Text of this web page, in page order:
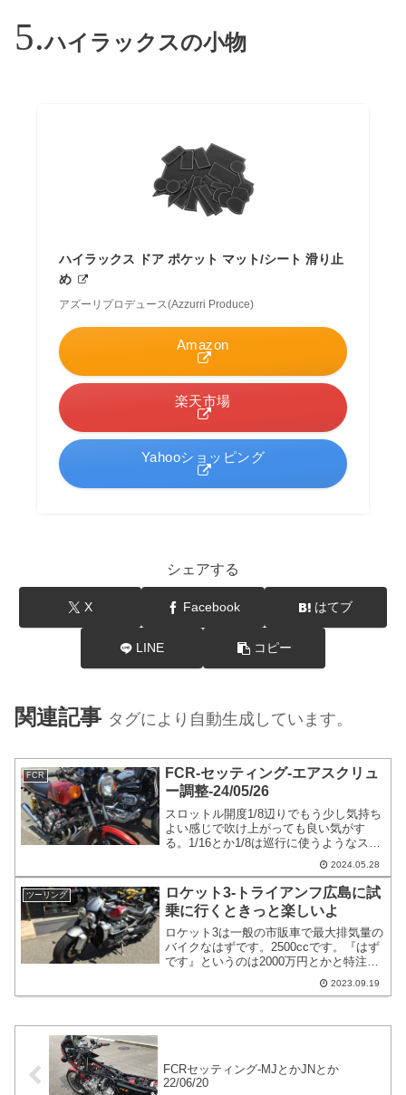
ハイラックスの小物
ハイラックス ドア ポケット マット/シート 滑り止
め
アズーリプロデュース(Azzurri Produce)
Amazon
楽天市場
Yahooショッピング
シェアする
X Facebook はてブ
LINE コピー
関連記事 タグにより自動生成しています。
FCR
FCR-セッティング-エアスクリュ
ー調整-24/05/26
スロットル開度1/8辺りでもう少し気持ち
よい感じで吹け上がっても良い気がす
る。1/16とか1/8は巡行に使うようなスロ
乗ったら、シフトポジションを合わせる
とそのスロットル開度で巡行するという
流れになるはずです。
2024.05.28
ツーリング
ロケット3-トライアンフ広島に試
乗に行くときっと楽しいよ
ロケット3は一般の市販車で最大排気量の
バイクなはずです。2500ccです。『はず
です』というのは2000万円とかと特注
5000ccのバイクもUSAには有る様子なの
で、最大排気量のバイクというと違うか
2023.09.19
FCRセッティング-MJとかJNとか
22/06/20